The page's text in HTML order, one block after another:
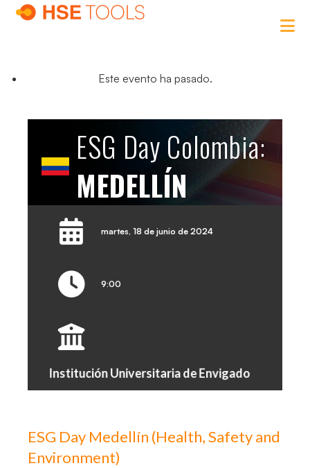
Este evento ha pasado.
ESG Day Colombia:
MEDELLÍN
martes, 18 de junio de 2024
9:00
Institución Universitaria de Envigado
ESG Day Medellín (Health, Safety and
Environment)